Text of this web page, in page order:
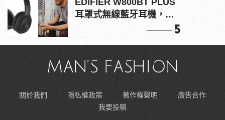
EDIFIER W800BT PLUS
耳罩式無線藍牙耳機，在
5
關於我們 隱私權政策 著作權聲明
廣告合作
我要投稿